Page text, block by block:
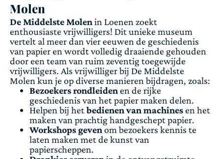
Molen
De Middelste Molenin Loenen zoekt
enthousiaste vrijwilligers! Dit unieke museum
vertelt al meer dan vier eeuwen de geschiedenis
van papier en wordt volledig draaiende gehouden
door een team van ruim zeventig toegewijde
vrijwilligers. Als vrijwilliger bij De Middelste
Molen kun je op diverse manieren bijdragen, zoals:
Bezoekers rondleidenen de rijke
geschiedenis van het papier maken delen.
Helpen bij hetbedienen van machinesen het
maken van prachtig handgeschept papier.
Workshops gevenom bezoekers kennis te
laten maken met de kunst van
papierscheppen.